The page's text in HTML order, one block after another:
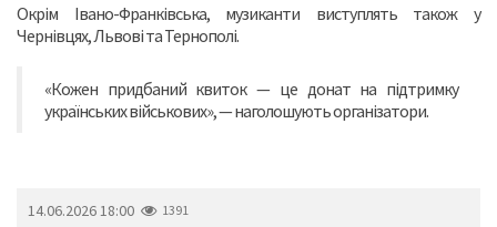
Окрім Івано-Франківська, музиканти виступлять також у
Чернівцях, Львові та Тернополі.
«Кожен придбаний квиток — це донат на підтримку
українських військових», — наголошують організатори.
14.06.2026 18:00 1391